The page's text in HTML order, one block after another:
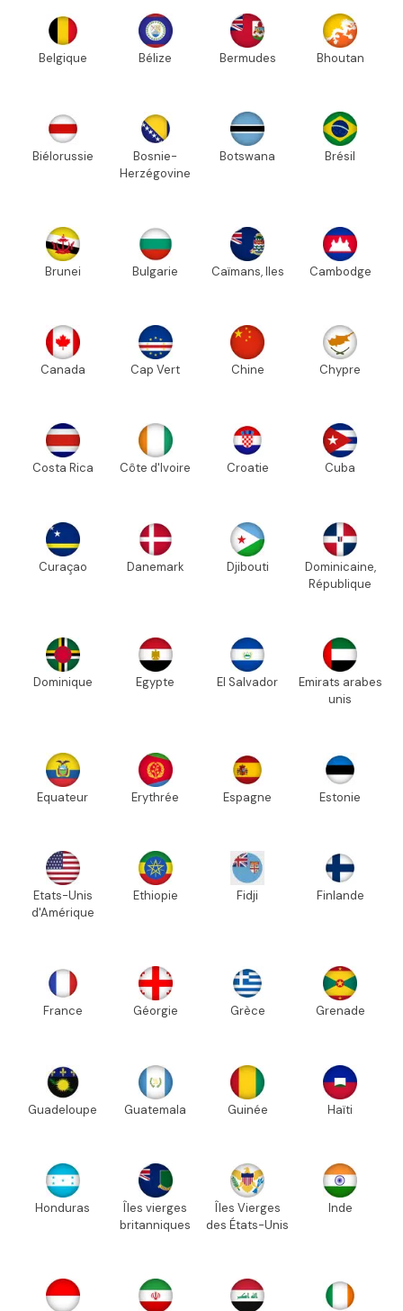
Belgique Bélize Bermudes Bhoutan
Biélorussie
Bosnie-
Herzégovine
Botswana Brésil
Brunei Bulgarie Caïmans, Iles Cambodge
Canada Cap Vert Chine Chypre
Costa Rica Côte d'Ivoire Croatie Cuba
Curaçao Danemark Djibouti
Dominicaine,
République
Dominique Egypte El Salvador
Emirats arabes
unis
Equateur Erythrée Espagne Estonie
Etats-Unis
d'Amérique
Ethiopie Fidji Finlande
France Géorgie Grèce Grenade
Guadeloupe Guatemala Guinée Haïti
Honduras
Îles vierges
britanniques
Îles Vierges
des États-Unis
Inde